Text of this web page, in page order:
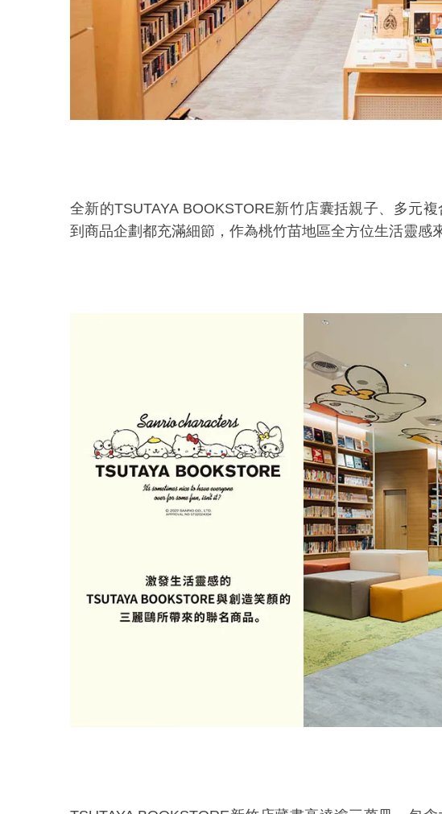
全新的TSUTAYA BOOKSTORE新竹店囊括親子、多元
到商品企劃都充滿細節，作為桃竹苗地區全方位生活靈感